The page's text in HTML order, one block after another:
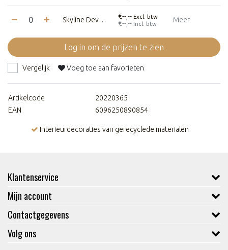
Skyline Deventer - 120 cm - Zwart €--,-- Excl. btw
€--,-- Incl. btw Meer
Log in om de prijzen te zien
Vergelijk Voeg toe aan favorieten
Artikelcode
20220365
EAN
6096250890854
Interieurdecoraties van gerecyclede materialen
Klantenservice
Mijn account
Contactgegevens
Volg ons